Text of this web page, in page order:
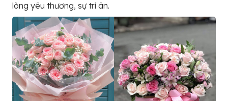
lòng yêu thương, sự tri ân.